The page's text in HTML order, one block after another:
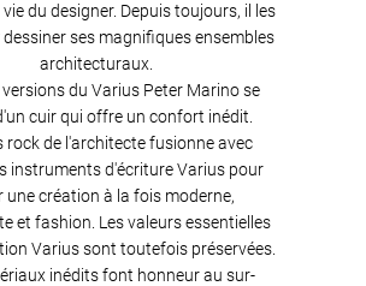
du designer. Depuis toujours, il les
ses magnifiques ensembles
architecturaux.
versions du Varius Peter Marino se
cuir qui offre un confort inédit.
rock de l'architecte fusionne avec
instruments d'écriture Varius pour
une création à la fois moderne,
et fashion. Les valeurs essentielles
Varius sont toutefois préservées.
inédits font honneur au sur-